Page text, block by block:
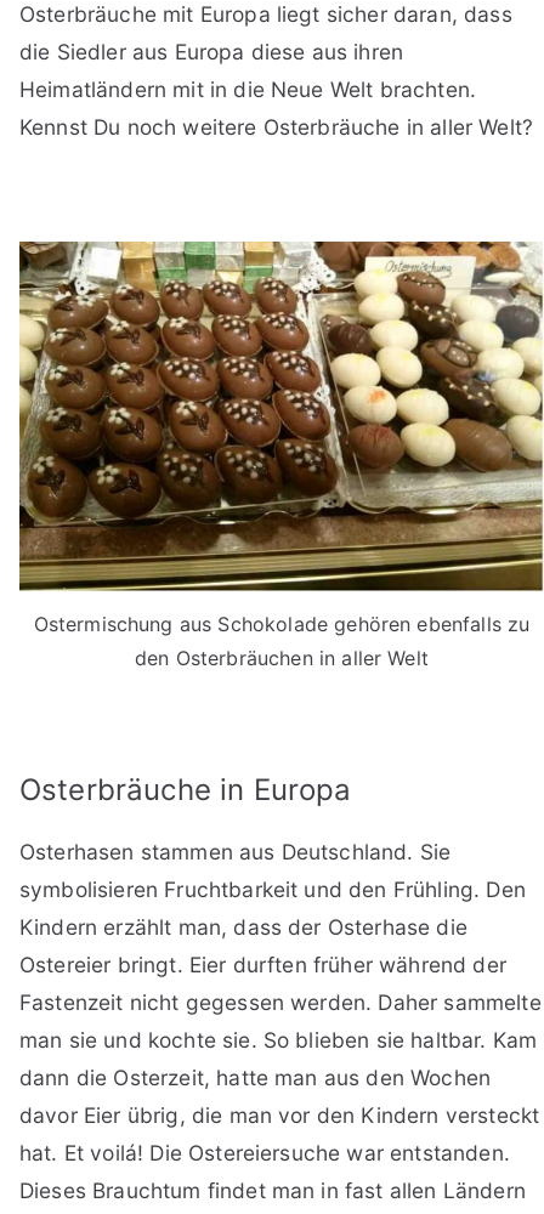
Osterbräuche mit Europa liegt sicher daran, dass
die Siedler aus Europa diese aus ihren
Heimatländern mit in die Neue Welt brachten.
Kennst Du noch weitere Osterbräuche in aller Welt?
Ostermischung aus Schokolade gehören ebenfalls zu
den Osterbräuchen in aller Welt
Osterbräuche in Europa
Osterhasen stammen aus Deutschland. Sie
symbolisieren Fruchtbarkeit und den Frühling. Den
Kindern erzählt man, dass der Osterhase die
Ostereier bringt. Eier durften früher während der
Fastenzeit nicht gegessen werden. Daher sammelte
man sie und kochte sie. So blieben sie haltbar. Kam
dann die Osterzeit, hatte man aus den Wochen
davor Eier übrig, die man vor den Kindern versteckt
hat. Et voilá! Die Ostereiersuche war entstanden.
Dieses Brauchtum findet man in fast allen Ländern